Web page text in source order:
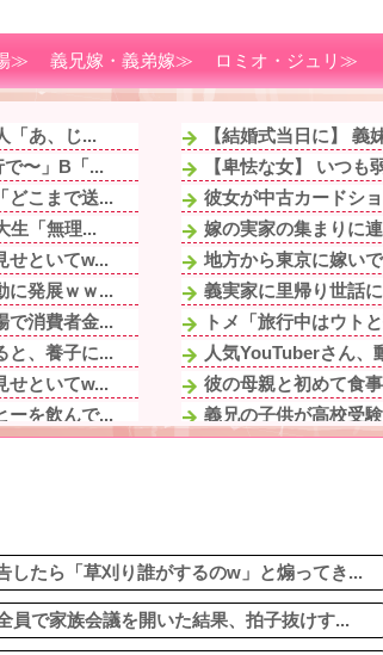
≫ 義兄嫁・義弟嫁≫ ロミオ・ジュリ≫
「あ、じ...
で〜」B「...
どこまで送...
生「無理...
せといてw...
に発展ｗｗ...
で消費者金...
と、養子に...
せといてw...
ーを飲んで...
る予定な...
ここで食...
私「高校...
されて、こ...
【結婚式当日に】
【卑怯な女】 いつ
彼女が中古カードシ
嫁の実家の集まりに
地方から東京に嫁い
義実家に里帰り世話
トメ「旅行中はウト
人気YouTuberさん、
彼の母親と初めて食
義兄の子供が高校受
【画像】福原遥さん
【悲報】タクシー運
したら「草刈り誰がするのw」と煽ってき...
員で家族会議を開いた結果、拍子抜けす...